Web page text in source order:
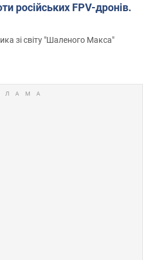
російських FPV-дронів.
зі світу "Шаленого Макса"